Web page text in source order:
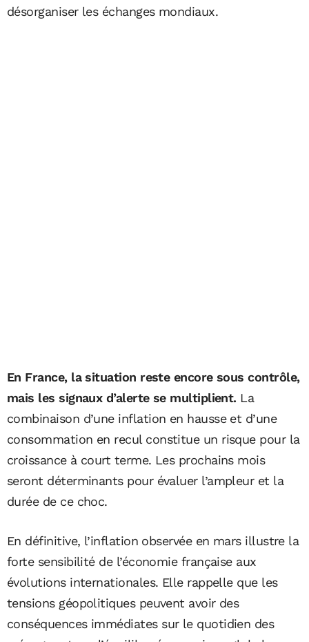
désorganiser les échanges mondiaux.
En France, la situation reste encore sous contrôle,
mais les signaux d’alerte se multiplient. La
combinaison d’une inflation en hausse et d’une
consommation en recul constitue un risque pour la
croissance à court terme. Les prochains mois
seront déterminants pour évaluer l’ampleur et la
durée de ce choc.
En définitive, l’inflation observée en mars illustre la
forte sensibilité de l’économie française aux
évolutions internationales. Elle rappelle que les
tensions géopolitiques peuvent avoir des
conséquences immédiates sur le quotidien des